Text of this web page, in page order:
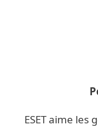
ESET aime